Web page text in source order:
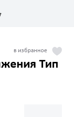
Тип